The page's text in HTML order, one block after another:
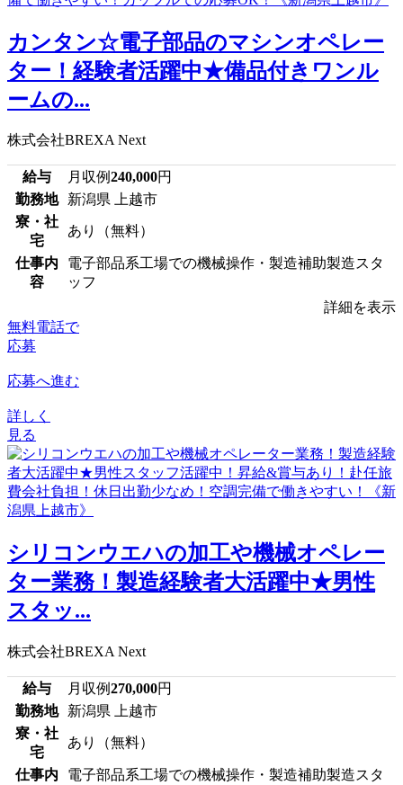
カンタン☆電子部品のマシンオペレー
ター！経験者活躍中★備品付きワンル
ームの...
株式会社BREXA Next
給与 月収例240,000円
勤務地
新潟県 上越市
寮・社
宅
あり（無料）
仕事内
容
電子部品系工場での機械操作・製造補助製造スタ
ッフ
詳細を表示
無料電話で
応募
応募へ進む
詳しく
見る
シリコンウエハの加工や機械オペレー
ター業務！製造経験者大活躍中★男性
スタッ...
株式会社BREXA Next
給与 月収例270,000円
勤務地
新潟県 上越市
寮・社
宅
あり（無料）
仕事内
電子部品系工場での機械操作・製造補助製造スタ